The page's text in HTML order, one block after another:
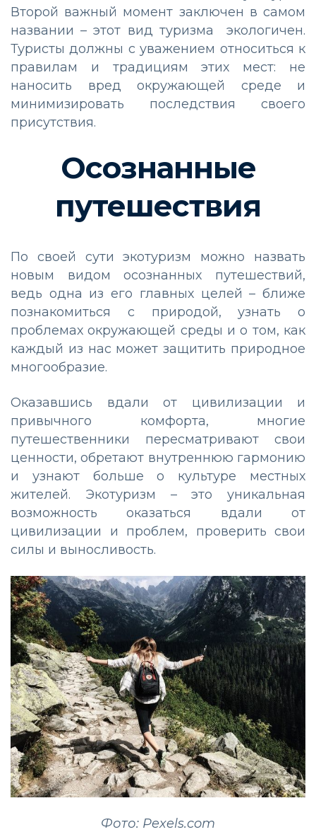
Второй важный момент заключен в самом
названии – этот вид туризма экологичен.
Туристы должны с уважением относиться к
правилам и традициям этих мест: не
наносить вред окружающей среде и
минимизировать последствия своего
присутствия.
Осознанные
путешествия
По своей сути экотуризм можно назвать
новым видом осознанных путешествий,
ведь одна из его главных целей – ближе
познакомиться с природой, узнать о
проблемах окружающей среды и о том, как
каждый из нас может защитить природное
многообразие.
Оказавшись вдали от цивилизации и
привычного комфорта, многие
путешественники пересматривают свои
ценности, обретают внутреннюю гармонию
и узнают больше о культуре местных
жителей. Экотуризм – это уникальная
возможность оказаться вдали от
цивилизации и проблем, проверить свои
силы и выносливость.
Фото: Pexels.com